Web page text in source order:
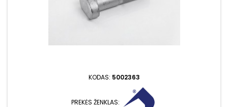
KODAS: 5002363
PREKĖS ŽENKLAS: